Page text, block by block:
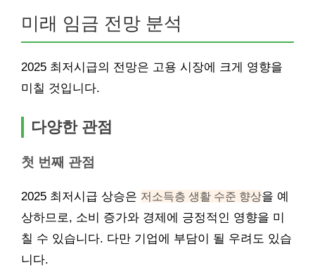
미래 임금 전망 분석
2025 최저시급의 전망은 고용 시장에 크게 영향을
미칠 것입니다.
다양한 관점
첫 번째 관점
2025 최저시급 상승은 저소득층 생활 수준 향상을 예
상하므로, 소비 증가와 경제에 긍정적인 영향을 미
칠 수 있습니다. 다만 기업에 부담이 될 우려도 있습
니다.